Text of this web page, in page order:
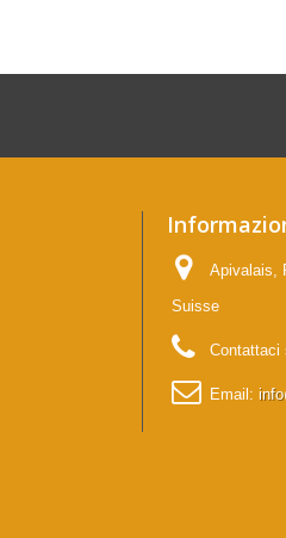
Apivalais,
Suisse
Contattaci
Email: